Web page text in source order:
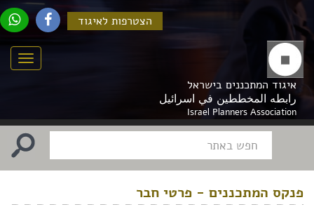
הצטרפות לאיגוד
איגוד המתכננים בישראל
رابطه المخططين في اسرائيل
Israel Planners Association
פנקס המתכננים - פרטי חבר